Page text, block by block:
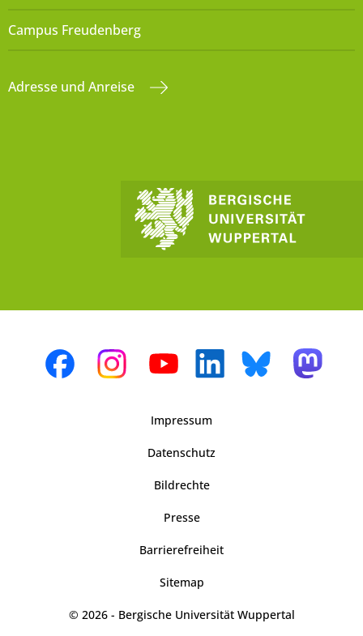
Campus Freudenberg
Adresse und Anreise
Impressum
Datenschutz
Bildrechte
Presse
Barrierefreiheit
Sitemap
© 2026 - Bergische Universität Wuppertal